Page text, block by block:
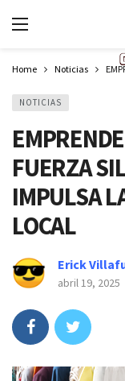
Home Noticias
NOTICIAS
FUERZA
IMPULSA
LOCAL
Erick
abril 19, 2025